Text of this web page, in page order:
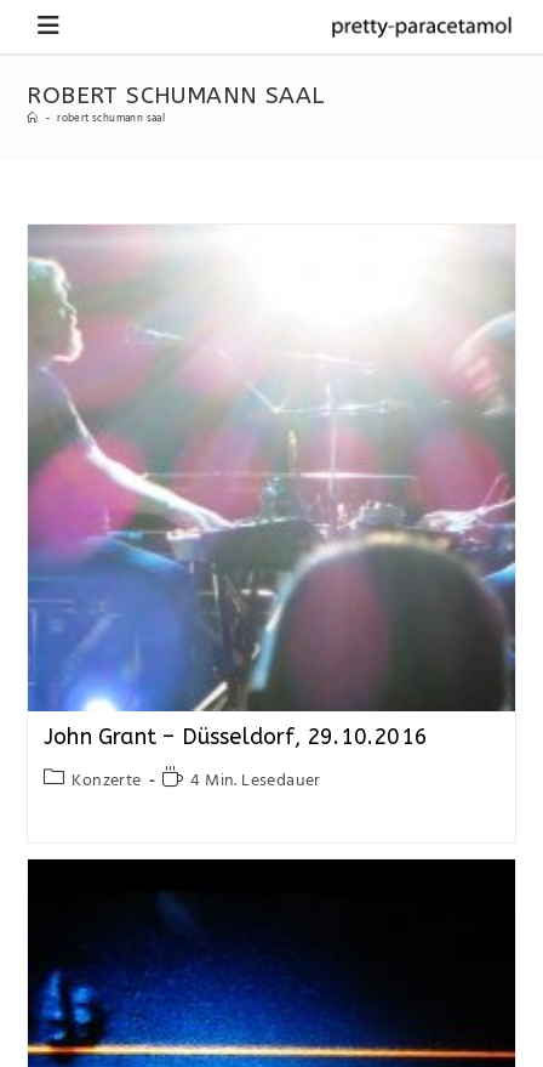
ROBERT SCHUMANN SAAL
- robert schumann saal
John Grant – Düsseldorf, 29.10.2016
Konzerte 4 Min. Lesedauer